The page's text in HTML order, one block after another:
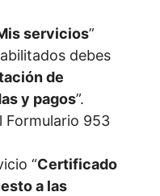
servicios”
debes
de
y pagos”.
Formulario 953
“Certificado
a las